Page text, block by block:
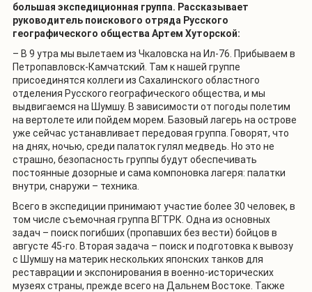
большая экспедиционная группа. Рассказывает
руководитель поискового отряда Русского
географического общества Артем Хуторской:
– В 9 утра мы вылетаем из Чкаловска на Ил-76. Прибываем в
Петропавловск-Камчатский. Там к нашей группе
присоединятся коллеги из Сахалинского областного
отделения Русского географического общества, и мы
выдвигаемся на Шумшу. В зависимости от погоды полетим
на вертолете или пойдем морем. Базовый лагерь на острове
уже сейчас устанавливает передовая группа. Говорят, что
на днях, ночью, среди палаток гулял медведь. Но это не
страшно, безопасность группы будут обеспечивать
постоянные дозорные и сама компоновка лагеря: палатки
внутри, снаружи – техника.
Всего в экспедиции принимают участие более 30 человек, в
том числе съемочная группа ВГТРК. Одна из основных
задач – поиск погибших (пропавших без вести) бойцов в
августе 45-го. Вторая задача – поиск и подготовка к вывозу
с Шумшу на материк нескольких японских танков для
реставрации и экспонирования в военно-исторических
музеях страны, прежде всего на Дальнем Востоке. Также